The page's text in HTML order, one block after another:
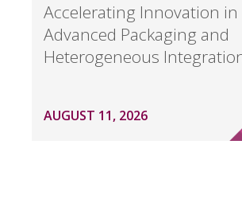
Accelerating Innovation in
Advanced Packaging and
Heterogeneous
AUGUST 11, 2026